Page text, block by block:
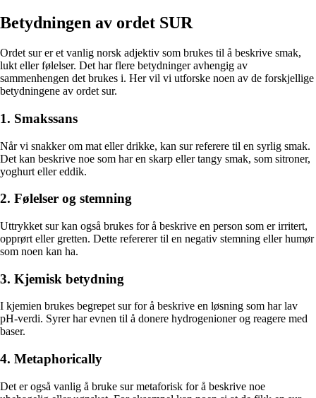
Betydningen av ordet SUR
Ordet sur er et vanlig norsk adjektiv som brukes til å beskrive smak,
lukt eller følelser. Det har flere betydninger avhengig av
sammenhengen det brukes i. Her vil vi utforske noen av de forskjellige
betydningene av ordet sur.
1. Smakssans
Når vi snakker om mat eller drikke, kan sur referere til en syrlig smak.
Det kan beskrive noe som har en skarp eller tangy smak, som sitroner,
yoghurt eller eddik.
2. Følelser og stemning
Uttrykket sur kan også brukes for å beskrive en person som er irritert,
opprørt eller gretten. Dette refererer til en negativ stemning eller humør
som noen kan ha.
3. Kjemisk betydning
I kjemien brukes begrepet sur for å beskrive en løsning som har lav
pH-verdi. Syrer har evnen til å donere hydrogenioner og reagere med
baser.
4. Metaphorically
Det er også vanlig å bruke sur metaforisk for å beskrive noe